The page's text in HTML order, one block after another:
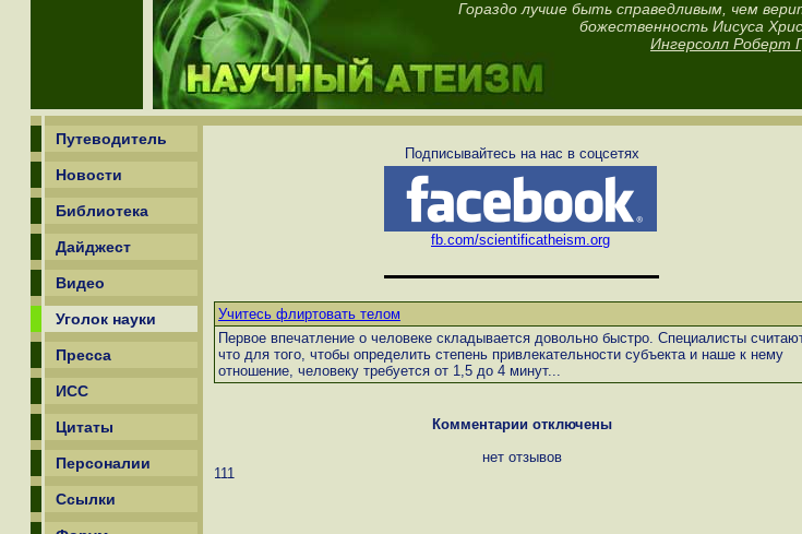
Гораздо лучше быть справедливым, чем
божественность Иисуса
Ингерсолл Роберт
Путеводитель
Новости
Библиотека
Дайджест
Видео
Уголок науки
Пресса
ИСС
Цитаты
Персоналии
Ссылки
Подписывайтесь на нас в соцсетях
fb.com/scientificatheism.org
Учитесь флиртовать телом
Первое впечатление о человеке складывается довольно быстро. Специалисты
что для того, чтобы определить степень привлекательности субъекта и наше к нему
отношение, человеку требуется от 1,5 до 4 минут...
Комментарии отключены
нет отзывов
111